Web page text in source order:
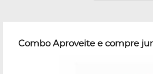
Combo Aproveite e compre